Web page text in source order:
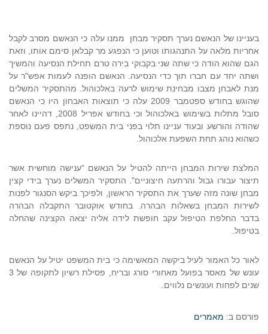
בעניינו של הנאשם נערך תסקיר מבחן
ממנו עלה כי הנאשם מסרב לקבל
אחריות מלאה על התנהגותו וטוען כי הנפגע מר קבלאן סימם אותו, וזאת
הגם שהוא הודה כי שתה שני בקבוקי בירה טרם תחילת הנסיעה והמשיך
ושתה יחד עם חברו תוך כדי הנסיעה. הנאשם הופנה לעמות אפש"ר על
מנת לאבחן מצבו מבחינת שימוש לרעה באלכוהול. מהתסקיר המשלים
שהוגש בחודש ספטמבר 2009 עלה כי תוצאות האבחון היו כי הנאשם
סובל מתלות בשימוש באלכוהול וכי בחודש אפריל 2008, דהיינו לאחר
שהודה והורשע ובעוד עניינו תלוי בפני בית המשפט, נתפס פעם נוספת
כשהוא נוהג תחת השפעת אלכוהול.
המלצת שירות המבחן הייתה להטיל על הנאשם "ענישה מוחשית אשר
תיצור עבורו גבול והרתעה חיצוניים". התסקיר המשלים נערך בידי קצין
מבחן שונה מזה שערך את התסקיר הראשון, ולפיכך ביקש הסנגור לפנות
לשירות המבחן בשאלות הבהרה. בחודש אוקטובר התקבלה הבהרה
בדבר החלפת הטיפול עקב חופשת לידה אליה יצאה הקצינה שהחלה
בטיפול.
לאור כל האמור לעיל ביקשה המאשימה כי בית המשפט יטיל על הנאשם
עונש של מאסר בפועל מאחורי סורג ובריח, פסילת רשיון לתקופה של 3
שנים לפחות ועונשים נלווים.
פורסם ב: מאמרים